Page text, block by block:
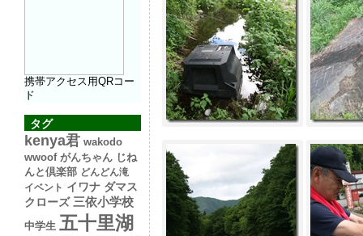
携帯アクセス用QRコー
ド
タグ
kenya君 wakodo
wwoof がんちゃん じね
んと倶楽部 どんどん滝
イベント イワナ ダマス
クローズ 三依小学校
中学生 五十里湖